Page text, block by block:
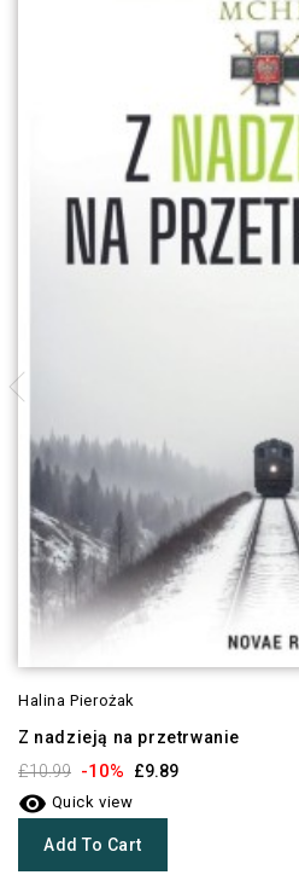
Halina Pierożak
Z nadzieją na przetrwanie
£10.99 -10% £9.89
 Quick view
Add To Cart